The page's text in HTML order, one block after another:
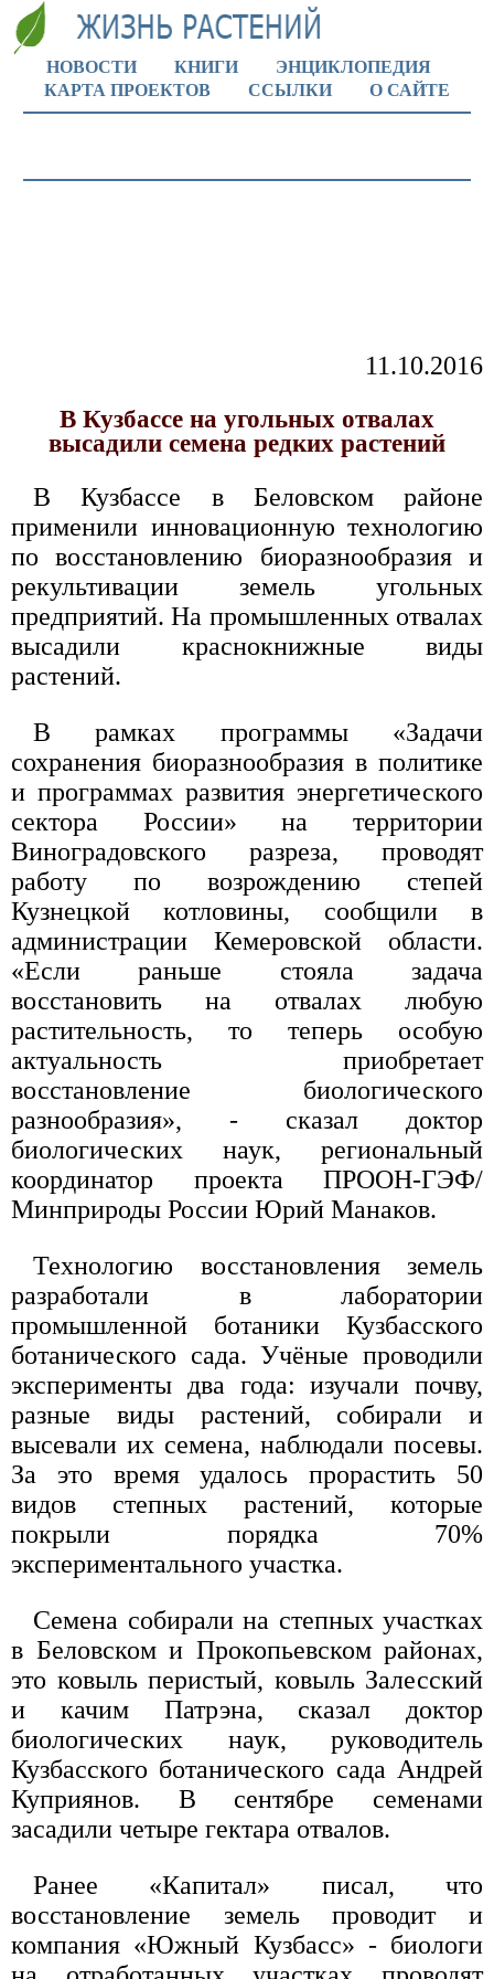
НОВОСТИ КНИГИ
ЭНЦИКЛОПЕДИЯ
КАРТА ПРОЕКТОВ
ССЫЛКИ О САЙТЕ
11.10.2016
В Кузбассе на угольных отвалах
высадили семена редких растений
В Кузбассе в Беловском районе
применили инновационную технологию
по восстановлению биоразнообразия и
рекультивации земель угольных
предприятий. На промышленных отвалах
высадили краснокнижные виды
растений.
В рамках программы «Задачи
сохранения биоразнообразия в политике
и программах развития энергетического
сектора России» на территории
Виноградовского разреза, проводят
работу по возрождению степей
Кузнецкой котловины, сообщили в
администрации Кемеровской области.
«Если раньше стояла задача
восстановить на отвалах любую
растительность, то теперь особую
актуальность приобретает
восстановление биологического
разнообразия», - сказал доктор
биологических наук, региональный
координатор проекта ПРООН-ГЭФ/
Минприроды России Юрий Манаков.
Технологию восстановления земель
разработали в лаборатории
промышленной ботаники Кузбасского
ботанического сада. Учёные проводили
эксперименты два года: изучали почву,
разные виды растений, собирали и
высевали их семена, наблюдали посевы.
За это время удалось прорастить 50
видов степных растений, которые
покрыли порядка 70%
экспериментального участка.
Семена собирали на степных участках
в Беловском и Прокопьевском районах,
это ковыль перистый, ковыль Залесский
и качим Патрэна, сказал доктор
биологических наук, руководитель
Кузбасского ботанического сада Андрей
Куприянов. В сентябре семенами
засадили четыре гектара отвалов.
Ранее «Капитал» писал, что
восстановление земель проводит и
компания «Южный Кузбасс» - биологи